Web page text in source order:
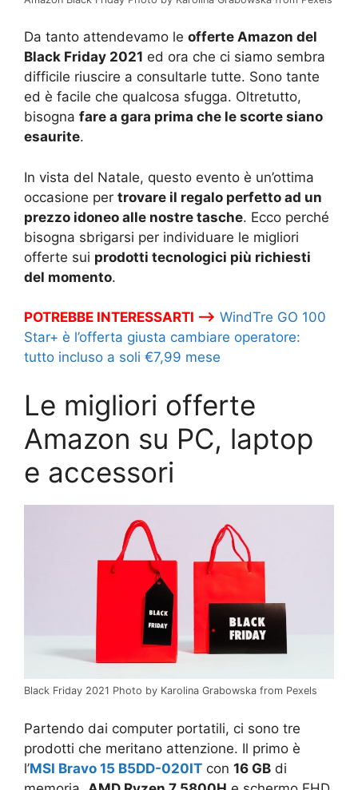
Da tanto attendevamo le offerte Amazon del
Black Friday 2021 ed ora che ci siamo sembra
difficile riuscire a consultarle tutte. Sono tante
ed è facile che qualcosa sfugga. Oltretutto,
bisogna fare a gara prima che le scorte siano
esaurite.
In vista del Natale, questo evento è un’ottima
occasione per trovare il regalo perfetto ad un
prezzo idoneo alle nostre tasche. Ecco perché
bisogna sbrigarsi per individuare le migliori
offerte sui prodotti tecnologici più richiesti
del momento.
POTREBBE INTERESSARTI –> WindTre GO 100
Star+ è l’offerta giusta cambiare operatore:
tutto incluso a soli €7,99 mese
Le migliori offerte
Amazon su PC, laptop
e accessori
Black Friday 2021 Photo by Karolina Grabowska from Pexels
Partendo dai computer portatili, ci sono tre
prodotti che meritano attenzione. Il primo è
l’MSI Bravo 15 B5DD-020IT con 16 GB di